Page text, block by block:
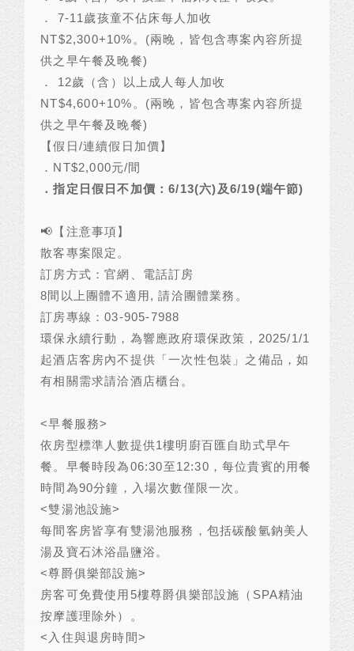
． 7-11 歲孩童不佔床每人加收
NT$2,300+10% 。 (兩晚，皆包含專案內容所提
供之早午餐及晚餐)
．
12歲（含）以上成人每人加收
NT$4,600+10% 。 (兩晚，皆包含專案內容所提
供之早午餐及晚餐)
【假日/連續假日加價】
． NT$2,000元/間
．指定日假日不加價：6/13(六)及6/19(端午節)
📢 【注意事項】
散客專案限定。
訂房方式：官網、電話訂房
8間以上團體不適用 ,請洽團體業務。
訂房專線：03-905-7988
環保永續行動，為響應政府環保政策， 2025/1/1
起酒店客房內不提供「一次性包裝」之備品，如
有相關需求請洽酒店櫃台。
<早餐服務>
依房型標準人數提供1樓明廚百匯自助式早午
餐。早餐時段為06:30至12:30 ，每位貴賓的用餐
時間為90分鐘，入場次數僅限一次。
<雙湯池設施>
每間客房皆享有雙湯池服務，包括碳酸氫鈉美人
湯及寶石沐浴晶鹽浴。
<尊爵俱樂部設施>
房客可免費使用 5樓尊爵俱樂部設施（ SPA精油
按摩護理除外）。
< 入住與退房時間>